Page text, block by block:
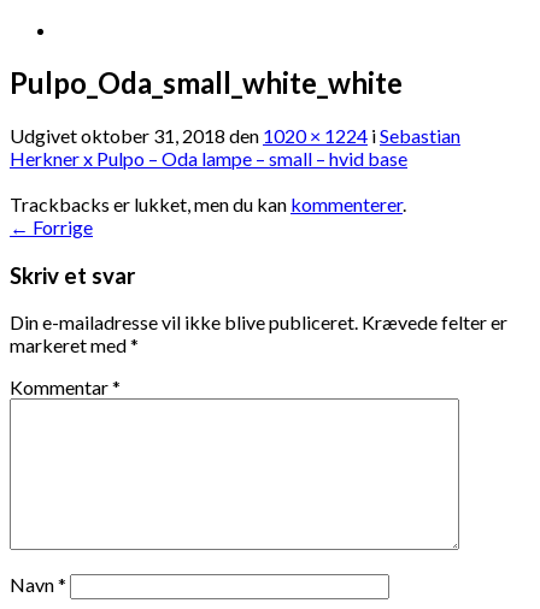
Pulpo_Oda_small_white_white
Udgivetoktober 31, 2018 den 1020 × 1224 iSebastian
Herkner x Pulpo – Oda lampe – small – hvid base
Trackbacks er lukket, men du kan kommenterer.
← Forrige
Skriv et svar
Din e-mailadresse vil ikke blive publiceret. Krævede felter er
markeret med*
Kommentar*
Navn*